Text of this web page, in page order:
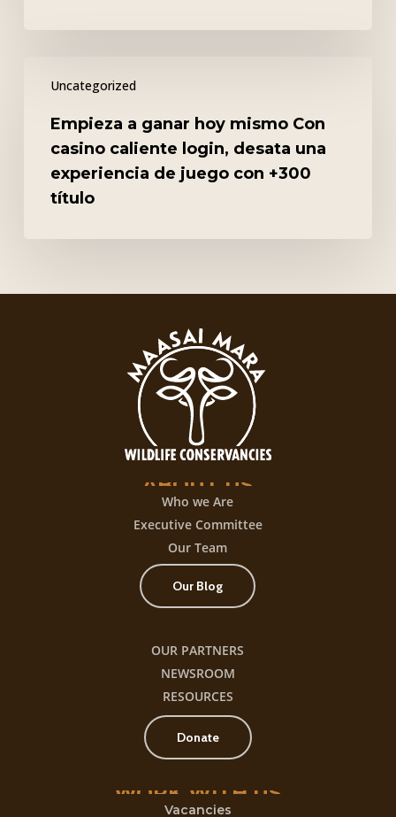
Uncategorized
casino
una
Empieza a ganar hoy mismo Con
casino caliente login, desata una
experiencia de juego con +300
título
ABOUT US
Who we Are
Executive Committee
Our Team
Our Blog
OUR PARTNERS
NEWSROOM
RESOURCES
Donate
WORK WITH US
Vacancies